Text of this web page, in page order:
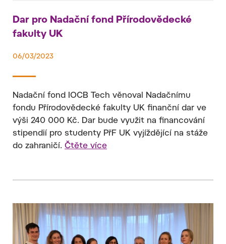
Dar pro Nadační fond Přírodovědecké
fakulty UK
06/03/2023
Nadační fond IOCB Tech věnoval Nadačnímu
fondu Přírodovědecké fakulty UK finanční dar ve
výši 240 000 Kč. Dar bude využit na financování
stipendií pro studenty PřF UK vyjíždějící na stáže
do zahraničí. Čtěte více